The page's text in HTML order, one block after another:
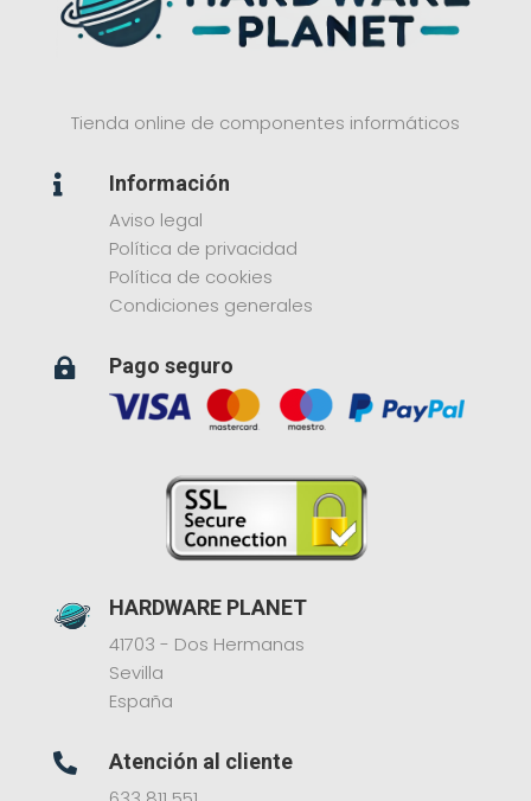
Tienda online de componentes informáticos

Información
Aviso legal
Política de privacidad
Política de cookies
Condiciones generales
 Pago seguro
HARDWARE PLANET
41703 - Dos Hermanas
Sevilla
España

Atención al cliente